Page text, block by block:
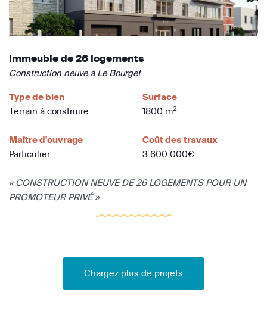
Immeuble de 26 logements
Construction neuve à Le Bourget
Type de bien
Terrain à construire
Surface
1800 m2
Maître d'ouvrage
Particulier
Coût des travaux
3 600 000€
« CONSTRUCTION NEUVE DE 26 LOGEMENTS POUR UN
PROMOTEUR PRIVÉ »
Chargez plus de projets